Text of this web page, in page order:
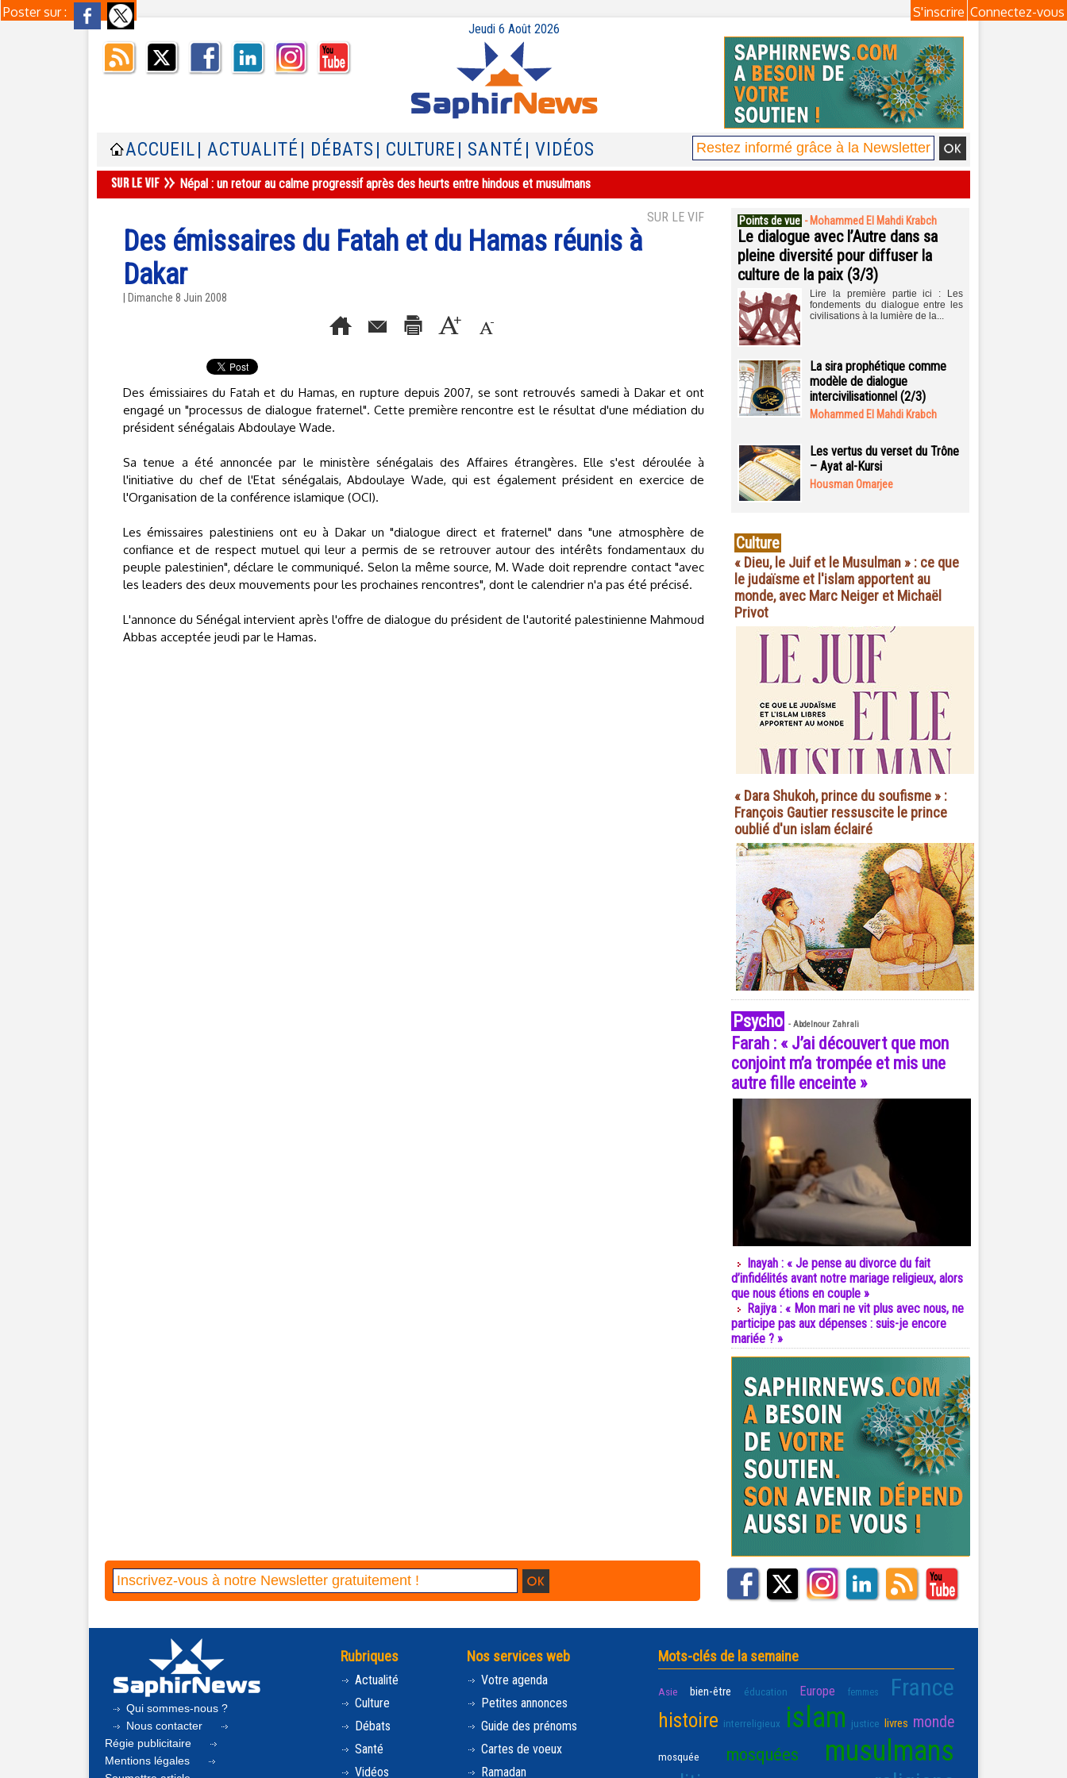
Poster sur : Connectez-vous
S'inscrire
Jeudi 6 Août 2026
ACCUEIL | ACTUALITÉ | DÉBATS | CULTURE | SANTÉ | VIDÉOS
Népal : un retour au calme progressif après des heurts entre hindous et musulmans
SUR LE VIF
Des émissaires du Fatah et du Hamas réunis à
Dakar
| Dimanche 8 Juin 2008
Des émissiaires du Fatah et du Hamas, en rupture depuis 2007, se sont retrouvés samedi à Dakar et ont
engagé un "processus de dialogue fraternel". Cette première rencontre est le résultat d'une médiation du
président sénégalais Abdoulaye Wade.
Sa tenue a été annoncée par le ministère sénégalais des Affaires étrangères. Elle s'est déroulée à
l'initiative du chef de l'Etat sénégalais, Abdoulaye Wade, qui est également président en exercice de
l'Organisation de la conférence islamique (OCI).
Les émissaires palestiniens ont eu à Dakar un "dialogue direct et fraternel" dans "une atmosphère de
confiance et de respect mutuel qui leur a permis de se retrouver autour des intérêts fondamentaux du
peuple palestinien", déclare le communiqué. Selon la même source, M. Wade doit reprendre contact "avec
les leaders des deux mouvements pour les prochaines rencontres", dont le calendrier n'a pas été précisé.
L'annonce du Sénégal intervient après l'offre de dialogue du président de l'autorité palestinienne Mahmoud
Abbas acceptée jeudi par le Hamas.
Points de vue - Mohammed El Mahdi Krabch
Le dialogue avec l’Autre dans sa
pleine diversité pour diffuser la
culture de la paix (3/3)
Lire la première partie ici : Les
fondements du dialogue entre les
civilisations à la lumière de la...
La sira prophétique comme
modèle de dialogue
intercivilisationnel (2/3)
Mohammed El Mahdi Krabch
Les vertus du verset du Trône
– Ayat al-Kursi
Housman Omarjee
Culture
« Dieu, le Juif et le Musulman » : ce que
le judaïsme et l'islam apportent au
monde, avec Marc Neiger et Michaël
Privot
« Dara Shukoh, prince du soufisme » :
François Gautier ressuscite le prince
oublié d'un islam éclairé
Psycho - Abdelnour Zahrali
Farah : « J’ai découvert que mon
conjoint m’a trompée et mis une
autre fille enceinte »
Inayah : « Je pense au divorce du fait
d’infidélités avant notre mariage religieux, alors
que nous étions en couple »
Rajiya : « Mon mari ne vit plus avec nous, ne
participe pas aux dépenses : suis-je encore
mariée ? »
Qui sommes-nous ?
Nous contacter
Régie publicitaire
Mentions légales
Rubriques
Actualité
Culture
Débats
Santé
Vidéos
Nos services web
Votre agenda
Petites annonces
Guide des prénoms
Cartes de voeux
Ramadan
Mots-clés de la semaine
Asie bien-être éducation Europe femmes France
histoire interreligieux islam justice livres monde
mosquée mosquées musulmans